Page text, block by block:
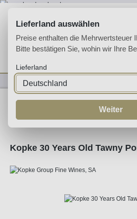
Likörweine
Kopke 30 Years Old Tawny
Bildergalerie überspringen
Lieferland auswählen
Preise enthalten die Mehrwertsteuer
Bitte bestätigen Sie, wohin wir Ihre
Lieferland
Weiter